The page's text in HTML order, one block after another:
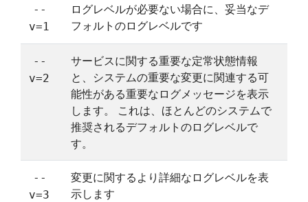
--
v=1
ログレベルが必要ない場合に、妥当なデ
フォルトのログレベルです
--
v=2
サービスに関する重要な定常状態情報
と、システムの重要な変更に関連する可
能性がある重要なログメッセージを表示
します。 これは、ほとんどのシステムで
推奨されるデフォルトのログレベルで
す。
--
v=3
変更に関するより詳細なログレベルを表
示します